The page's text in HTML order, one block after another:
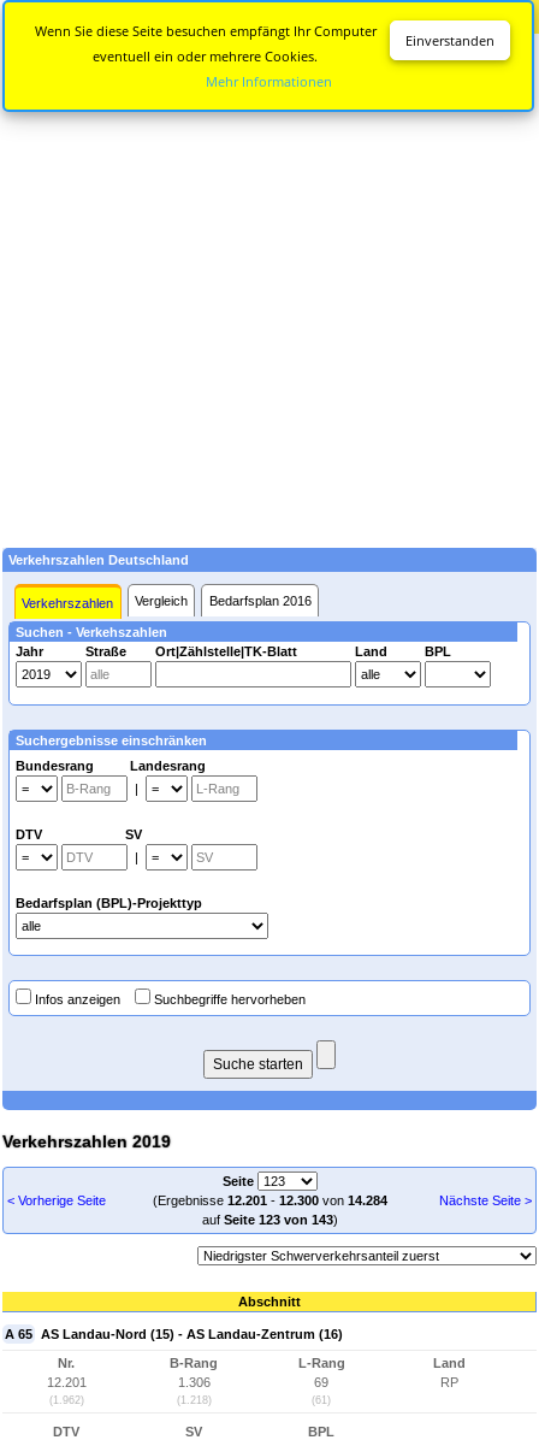
Verkehrszahlen Deutschland
Verkehrszahlen Vergleich Bedarfsplan 2016
Suchen - Verkehszahlen
Jahr
Straße Ort|Zählstelle|TK-Blatt Land BPL
Suchergebnisse einschränken
Bundesrang Landesrang
|
DTV SV
|
Bedarfsplan (BPL)-Projekttyp
Infos anzeigen Suchbegriffe hervorheben
Verkehrszahlen 2019
< Vorherige Seite
Seite
(Ergebnisse 12.201- 12.300von 14.284
auf Seite 123 von 143)
Nächste Seite >
Abschnitt
A 65 AS Landau-Nord (15) - AS Landau-Zentrum (16)
Nr.
12.201
(1.962)
B-Rang
1.306
(1.218)
L-Rang
69
(61)
Land
RP
DTV
SV
BPL
Einverstanden
Wenn Sie diese Seite besuchen empfängt Ihr Computer
eventuell ein oder mehrere Cookies.
Mehr Informationen